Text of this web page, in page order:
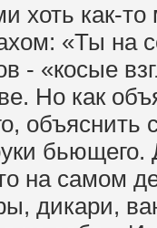
хоть как-
«Ты на
- «косые
Но как
объяснить
бьющего.
на самом
дикари,